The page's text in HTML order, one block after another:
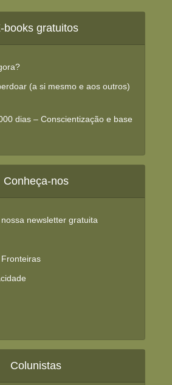
books gratuitos
(a si mesmo e aos outros)
dias – Conscientização e base
Conheça-nos
newsletter gratuita
Colunistas